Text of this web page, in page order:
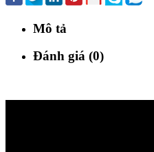
Mô tả
Đánh giá (0)